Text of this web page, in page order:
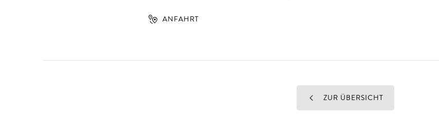
ANFAHRT
ZUR ÜBERSICHT